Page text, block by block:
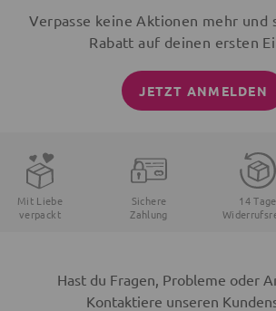
Verpasse keine Aktionen mehr und
Rabatt auf deinen ersten
JETZT ANMELDEN
Mit Liebe
verpackt
Sichere
Zahlung
14 Tage
Hast du Fragen, Probleme oder
Kontaktiere unseren